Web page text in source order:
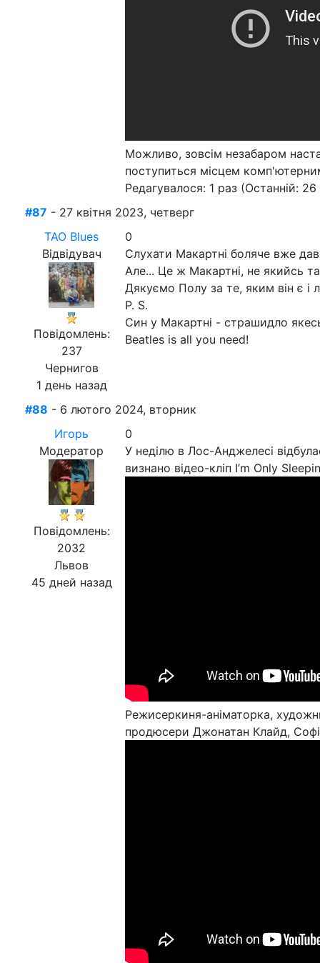
Можливо, зовсім незабаром
поступиться місцем
Редагувалося: 1 раз (Останній:
#87 - 27 квітня 2023, четверг
ТАО Blues
Відвідувач
Повідомлень:
237
Чернигов
1 день назад
0
Слухати Макартні боляче вже
Але... Це ж Макартні, не якийсь
Дякуємо Полу за те, яким він є
P. S.
Син у Макартні - страшидло
Beatles is all you need!
#88 - 6 лютого 2024, вторник
Игорь
Модератор
Повідомлень:
2032
Львов
45 дней назад
0
У неділю в Лос-Анджелесі
визнано відео-кліп I’m Only
Режисеркиня-аніматорка,
продюсери Джонатан Клайд, Софі